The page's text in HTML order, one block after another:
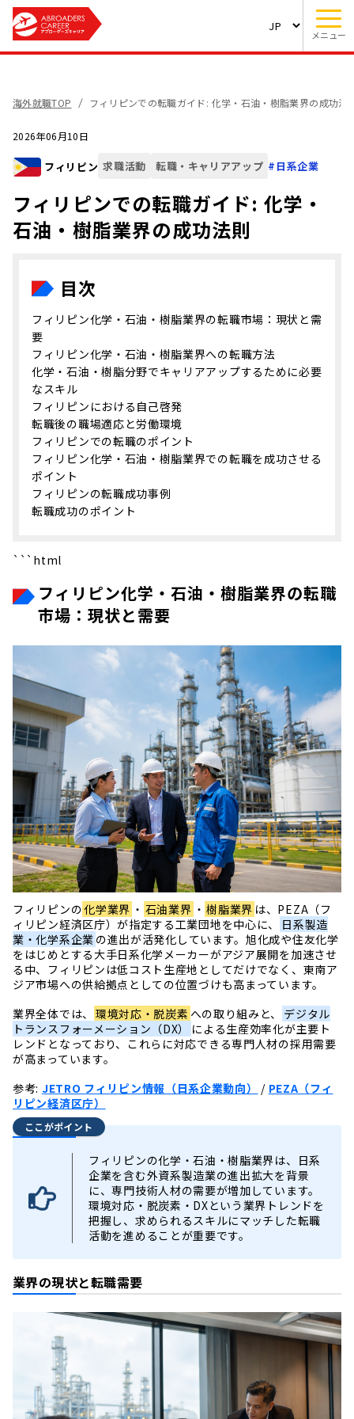
メニュー
海外就職TOP フィリピンでの転職ガイド: 化学・石油・樹脂業界の成功法
2026年06月10日
フィリピン 求職活動 転職・キャリアアップ # 日系企業
フィリピンでの転職ガイド: 化学・
石油・樹脂業界の成功法則
目次
フィリピン化学・石油・樹脂業界の転職市場：現状と需
要
フィリピン化学・石油・樹脂業界への転職方法
化学・石油・樹脂分野でキャリアアップするために必要
なスキル
フィリピンにおける自己啓発
転職後の職場適応と労働環境
フィリピンでの転職のポイント
フィリピン化学・石油・樹脂業界での転職を成功させる
ポイント
フィリピンの転職成功事例
転職成功のポイント
```html
フィリピン化学・石油・樹脂業界の転職
市場：現状と需要
フィリピンの化学業界 ・ 石油業界 ・ 樹脂業界 は、PEZA（フ
ィリピン経済区庁）が指定する工業団地を中心に、
日系製造
業・化学系企業 の進出が活発化しています。旭化成や住友化学
をはじめとする大手日系化学メーカーがアジア展開を加速させ
る中、フィリピンは低コスト生産地としてだけでなく、東南ア
ジア市場への供給拠点としての位置づけも高まっています。
業界全体では、 環境対応・脱炭素 への取り組みと、
デジタル
トランスフォーメーション（DX）
による生産効率化が主要ト
レンドとなっており、これらに対応できる専門人材の採用需要
が高まっています。
参考: JETRO フィリピン情報（日系企業動向） / PEZA（フィ
リピン経済区庁）
ここがポイント
フィリピンの化学・石油・樹脂業界は、日系
企業を含む外資系製造業の進出拡大を背景
に、専門技術人材の需要が増加しています。
環境対応・脱炭素・DXという業界トレンドを
把握し、求められるスキルにマッチした転職
活動を進めることが重要です。
業界の現状と転職需要